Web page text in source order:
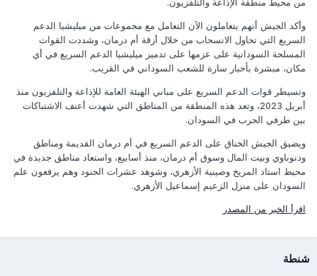
وأكد الجيش أنهم يتعاملون الآن التعامل مع مجموعات من ميليشيا الدعم
السريع التي تحاول الانسحاب من خلال أزقة أم درمان، وشددت القوات
المسلحة السودانية على عزمها على تدمير ميليشيا الدعم السريع في أي
مكان، مبشرة بأخبار سارة للشعب السوداني في القريب.
وتسيطر قوات الدعم السريع على مباني الهيئة العامة للإذاعة والتلفزيون منذ
أبريل 2023، وتعد هذه المنطقة من المناطق التي شهدت أعنف الاشتباكات
بين طرفي الحرب في السودان.
ويضيق الجيش الخناق على الدعم السريع في أم درمان القديمة ومناطق
ودنوباوي وبيت المال وسوق أم درمان، منذ أسابيع، واستعاد مناطق جديدة في
محيط استاد المريخ وصينية الأزهري، وشوهد عشرات الجنود وهم يرفعون علم
السودان على منزل الزعيم إسماعيل الأزهري.
اقرأ الخبر من المصدر
شنطة